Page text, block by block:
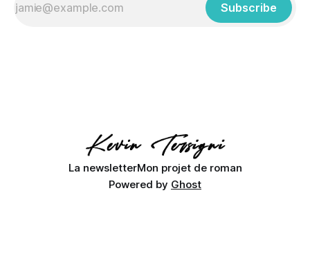
Subscribe
La newsletterMon projet de roman
Powered by Ghost